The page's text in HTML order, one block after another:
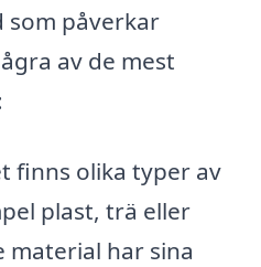
påverkar
av de mest
finns olika typer av
plast, trä eller
material har sina